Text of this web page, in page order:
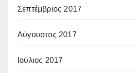
Σεπτέμβριος 2017
Αύγουστος 2017
Ιούλιος 2017